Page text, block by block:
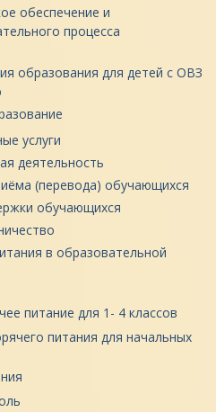
обеспечение и
процесса
образования для детей с ОВЗ
услуги
деятельность
(перевода) обучающихся
обучающихся
в образовательной
питание для 1- 4 классов
питания для начальных